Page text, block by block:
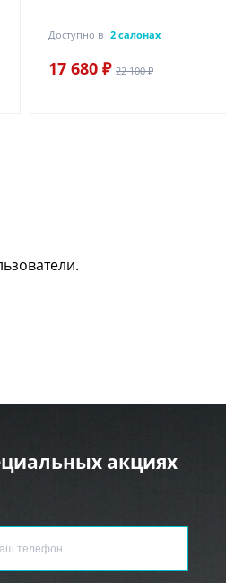
Доступно в 2 салонах
17 680 ₽ 22 100 ₽
акциях